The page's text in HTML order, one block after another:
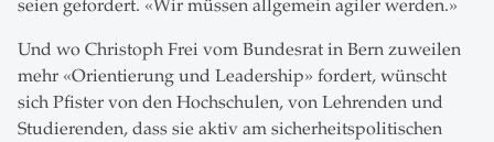
seien gefordert. «Wir müssen allgemein agiler werden.»
Und wo Christoph Frei vom Bundesrat in Bern zuweilen
mehr «Orientierung und Leadership» fordert, wünscht
sich Pfister von den Hochschulen, von Lehrenden und
Studierenden, dass sie aktiv am sicherheitspolitischen